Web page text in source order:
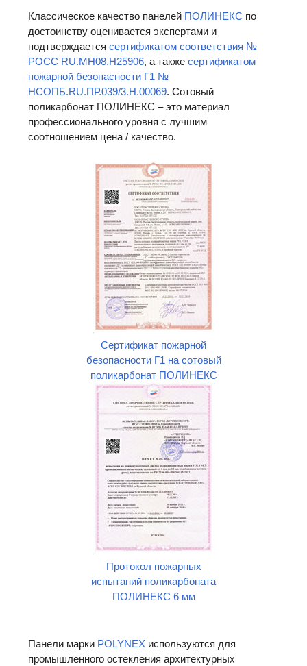
Классическое качество панелей ПОЛИНЕКС по
достоинству оценивается экспертами и
подтверждаетсясертификатом соответствия №
РОСС RU.МН08.Н25906, а такжесертификатом
пожарной безопасности Г1 №
НСОПБ.RU.ПР.039/3.Н.00069. Сотовый
поликарбонат ПОЛИНЕКС – это материал
профессионального уровня с лучшим
соотношением цена / качество.
Сертификат пожарной
безопасности Г1 на сотовый
поликарбонат ПОЛИНЕКС
Протокол пожарных
испытаний поликарбоната
ПОЛИНЕКС 6 мм
Панели марки POLYNEX используются для
промышленного остекления архитектурных